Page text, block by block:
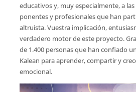
educativos y, muy especialmente, a
ponentes y profesionales que han
altruista. Vuestra implicación,
verdadero motor de este proyecto.
de 1.400 personas que han confiado
Kalean para aprender, compartir y
emocional.